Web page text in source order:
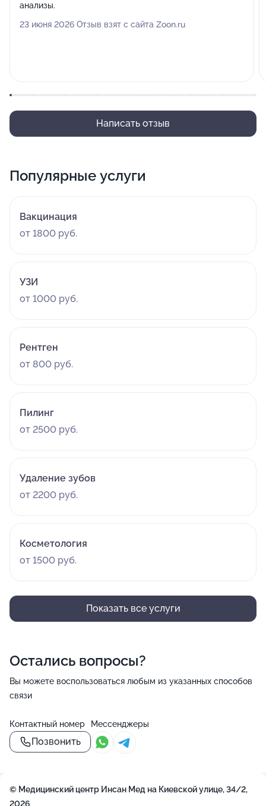
анализы.
23 июня 2026 Отзыв взят с сайта Zoon.ru
Написать отзыв
Популярные услуги
Вакцинация
от 1800 руб.
УЗИ
от 1000 руб.
Рентген
от 800 руб.
Пилинг
от 2500 руб.
Удаление зубов
от 2200 руб.
Косметология
от 1500 руб.
Показать все услуги
Остались вопросы?
Вы можете воспользоваться любым из указанных способов
связи
Контактный номер
Позвонить
Мессенджеры
© Медицинский центр Инсан Мед на Киевской улице, 34/2,
2026